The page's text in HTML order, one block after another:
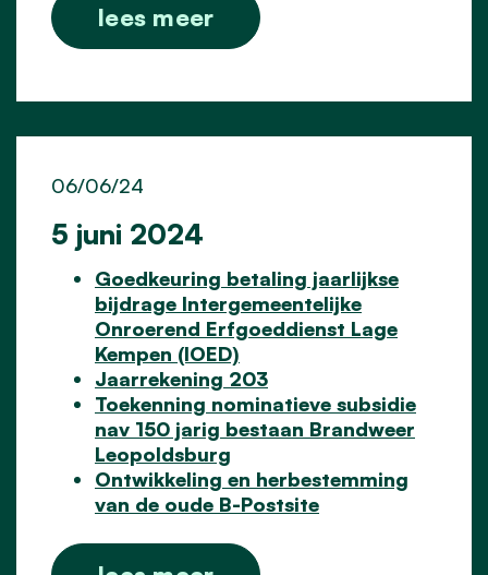
lees meer
5 juni 2024
06/06/24
Goedkeuring betaling jaarlijkse
bijdrage Intergemeentelijke
Onroerend Erfgoeddienst Lage
Kempen (IOED)
Jaarrekening 203
Toekenning nominatieve subsidie
nav 150 jarig bestaan Brandweer
Leopoldsburg
Ontwikkeling en herbestemming
van de oude B-Postsite